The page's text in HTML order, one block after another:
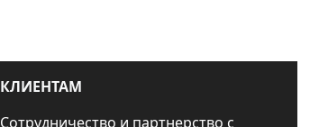
КЛИЕНТАМ
Сотрудничество и партнерство с